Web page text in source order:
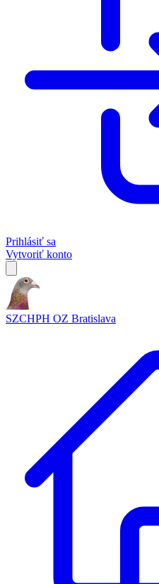
Prihlásiť sa
Vytvoriť konto
SZCHPH OZ Bratislava